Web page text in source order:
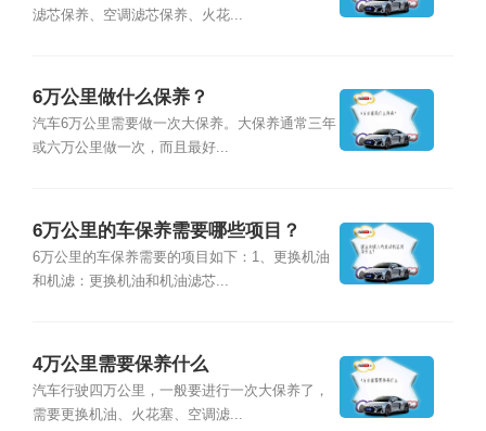
滤芯保养、空调滤芯保养、火花...
6万公里做什么保养？
汽车6万公里需要做一次大保养。大保养通常三年
或六万公里做一次，而且最好...
6万公里的车保养需要哪些项目？
6万公里的车保养需要的项目如下：1、更换机油
和机滤：更换机油和机油滤芯...
4万公里需要保养什么
汽车行驶四万公里，一般要进行一次大保养了，
需要更换机油、火花塞、空调滤...